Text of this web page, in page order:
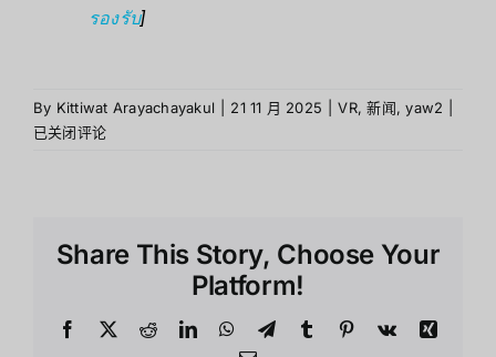
รองรับ]
By Kittiwat Arayachayakul 21 11 月 2025 VR,新闻,yaw2
已关闭评论
Share This Story, Choose Your
Platform!